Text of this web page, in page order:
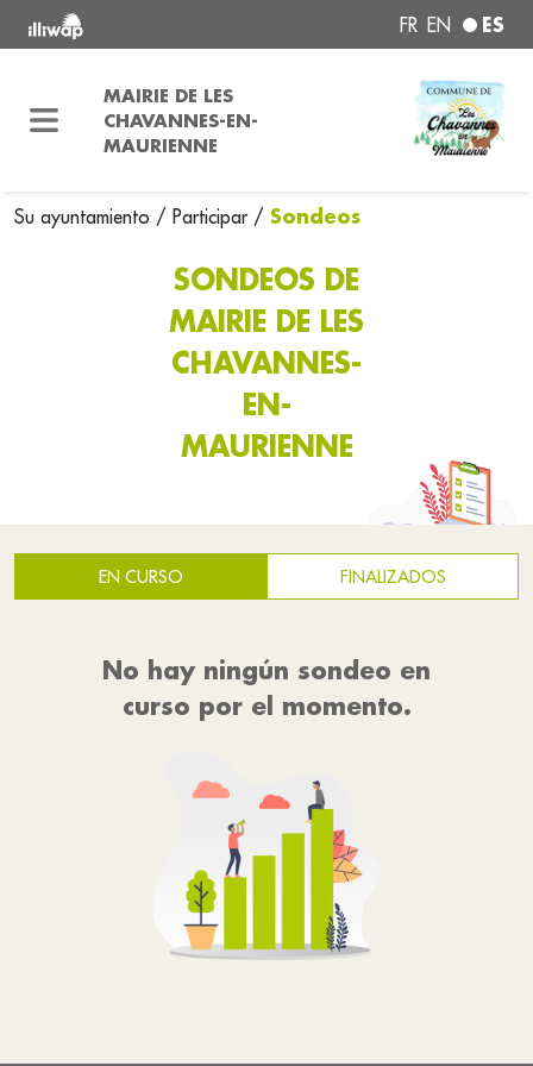
FR EN ES
MAIRIE DE LES
CHAVANNES-EN-
MAURIENNE
Su ayuntamiento / Participar/ Sondeos
SONDEOS DE
MAIRIE DE LES
CHAVANNES-
EN-
MAURIENNE
EN CURSO FINALIZADOS
No hay ningún sondeo en
curso por el momento.